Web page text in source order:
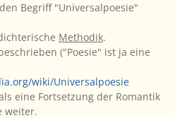
Begriff "Universalpoesie"
Methodik.
("Poesie" ist ja eine
wiki/Universalpoesie
eine Fortsetzung der Romantik
weiter.